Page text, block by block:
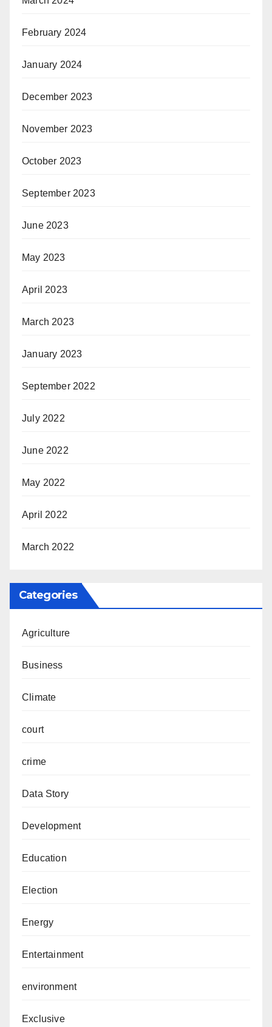
February 2024
January 2024
December 2023
November 2023
October 2023
September 2023
June 2023
May 2023
April 2023
March 2023
January 2023
September 2022
July 2022
June 2022
May 2022
April 2022
March 2022
Categories
Agriculture
Business
Climate
court
crime
Data Story
Development
Education
Election
Energy
Entertainment
environment
Exclusive